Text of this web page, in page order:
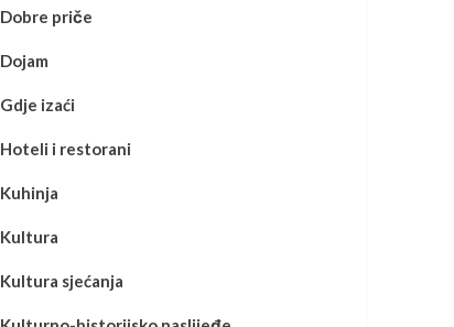
Dobre priče
Dojam
Gdje izaći
Hoteli i restorani
Kuhinja
Kultura
Kultura sjećanja